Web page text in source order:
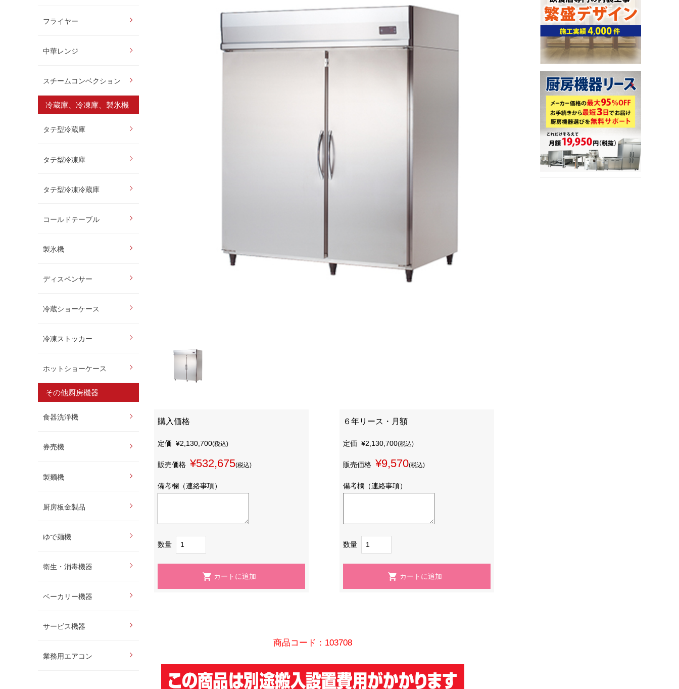
フライヤー
中華レンジ
スチームコンベクション
冷蔵庫、冷凍庫、製氷機
タテ型冷蔵庫
タテ型冷凍庫
タテ型冷凍冷蔵庫
コールドテーブル
製氷機
ディスペンサー
冷蔵ショーケース
冷凍ストッカー
ホットショーケース
その他厨房機器
食器洗浄機
券売機
製麺機
厨房板金製品
ゆで麺機
衛生・消毒機器
ベーカリー機器
サービス機器
業務用エアコン
購入価格
定価 ¥2,130,700(税込)
販売価格 ¥532,675(税込)
備考欄（連絡事項）
数量
６年リース・月額
定価 ¥2,130,700(税込)
販売価格 ¥9,570(税込)
備考欄（連絡事項）
数量
商品コード：103708